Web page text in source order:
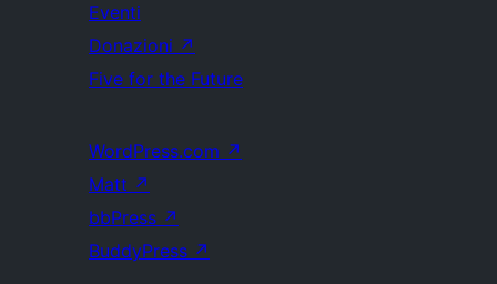
Eventi
Donazioni ↗
Five for the Future
WordPress.com ↗
Matt ↗
bbPress ↗
BuddyPress ↗